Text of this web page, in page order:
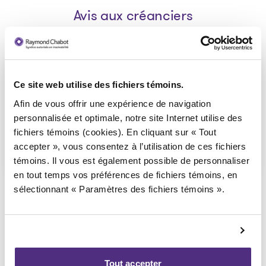
Ce site web utilise des fichiers témoins.
Afin de vous offrir une expérience de navigation
personnalisée et optimale, notre site Internet utilise des
fichiers témoins (cookies). En cliquant sur « Tout
accepter », vous consentez à l’utilisation de ces fichiers
témoins. Il vous est également possible de personnaliser
en tout temps vos préférences de fichiers témoins, en
sélectionnant « Paramètres des fichiers témoins ».
Tout accepter
Avis aux créanciers
12429233 Canada inc.
2024-07-02
Télécharger
: Avis de faillite aux